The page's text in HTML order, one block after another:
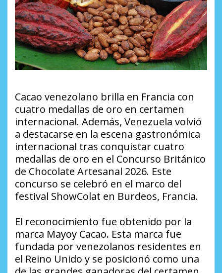
Cacao venezolano brilla en Francia con
cuatro medallas de oro en certamen
internacional. Además, Venezuela volvió
a destacarse en la escena gastronómica
internacional tras conquistar cuatro
medallas de oro en el Concurso Británico
de Chocolate Artesanal 2026. Este
concurso se celebró en el marco del
festival ShowColat en Burdeos, Francia.
El reconocimiento fue obtenido por la
marca Mayoy Cacao. Esta marca fue
fundada por venezolanos residentes en
el Reino Unido y se posicionó como una